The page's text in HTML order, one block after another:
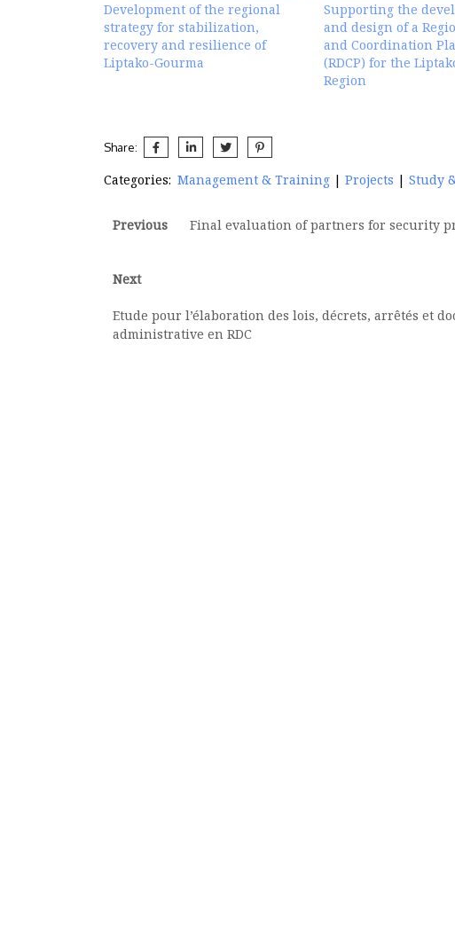
Development of the regional
strategy for stabilization,
recovery and resilience of
Liptako-Gourma
Supporting the
and design of a
and Coordination
(RDCP) for the
Region
Share:
Categories: Management & Training | Projects | Study
Previous Final evaluation of partners for security
Next
Etude pour l’élaboration des lois, décrets, arrêtés et
administrative en RDC